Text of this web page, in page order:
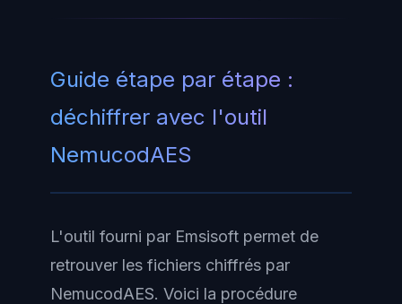
Guide étape par étape :
déchiffrer avec l'outil
NemucodAES
L'outil fourni par Emsisoft permet de
retrouver les fichiers chiffrés par
NemucodAES. Voici la procédure